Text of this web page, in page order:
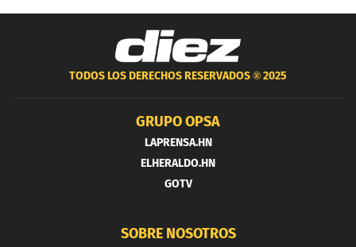
TODOS LOS DERECHOS RESERVADOS ®2025
GRUPO OPSA
LAPRENSA.HN
ELHERALDO.HN
GOTV
SOBRE NOSOTROS